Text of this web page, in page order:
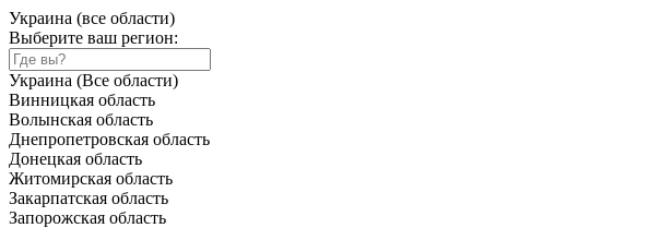
Украина (все области)
Выберите ваш регион:
Украина (Все области)
Винницкая область
Волынская область
Днепропетровская область
Донецкая область
Житомирская область
Закарпатская область
Запорожская область